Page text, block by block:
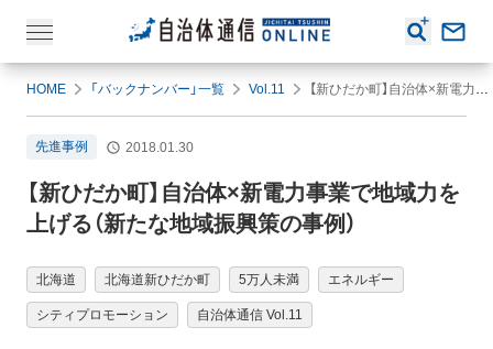
HOME 「バックナンバー」一覧 Vol.11 【新ひだか町】自治体×新電力事業で地域力を上げる（新たな地域振興策の事例）
先進事例 2018.01.30
【新ひだか町】自治体×新電力事業で地域力を
上げる（新たな地域振興策の事例）
北海道 北海道新ひだか町 5万人未満 エネルギー
シティプロモーション 自治体通信 Vol.11